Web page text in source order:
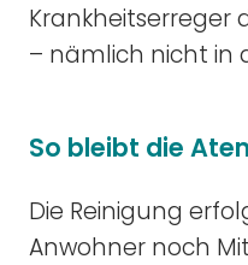
Krankheitserreger
– nämlich nicht in
So bleibt die
Die Reinigung
Anwohner noch